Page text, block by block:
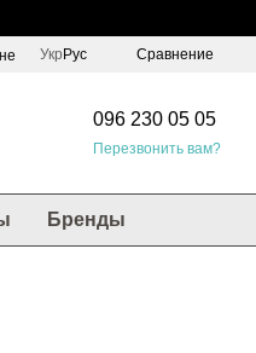
Укр Рус Сравнение
096 230 05 05
Перезвонить вам?
Бренды